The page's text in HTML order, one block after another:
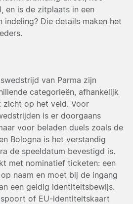
en is de zitplaats in een
Die details maken het
van Parma zijn
categorieën, afhankelijk
zicht op het veld. Voor
is er doorgaans
voor beladen duels zoals de
Bologna is het verstandig
de speeldatum bevestigd is.
met nominatief ticketen: een
naam en moet bij de ingang
een geldig identiteitsbewijs.
of EU-identiteitskaart